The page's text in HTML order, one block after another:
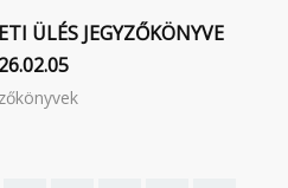
ÜLÉS JEGYZŐKÖNYVE